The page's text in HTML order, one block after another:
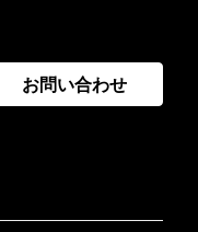
お問い合わせ